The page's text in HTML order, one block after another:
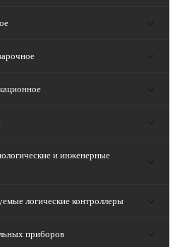
и инженерные
логические контроллеры
приборов